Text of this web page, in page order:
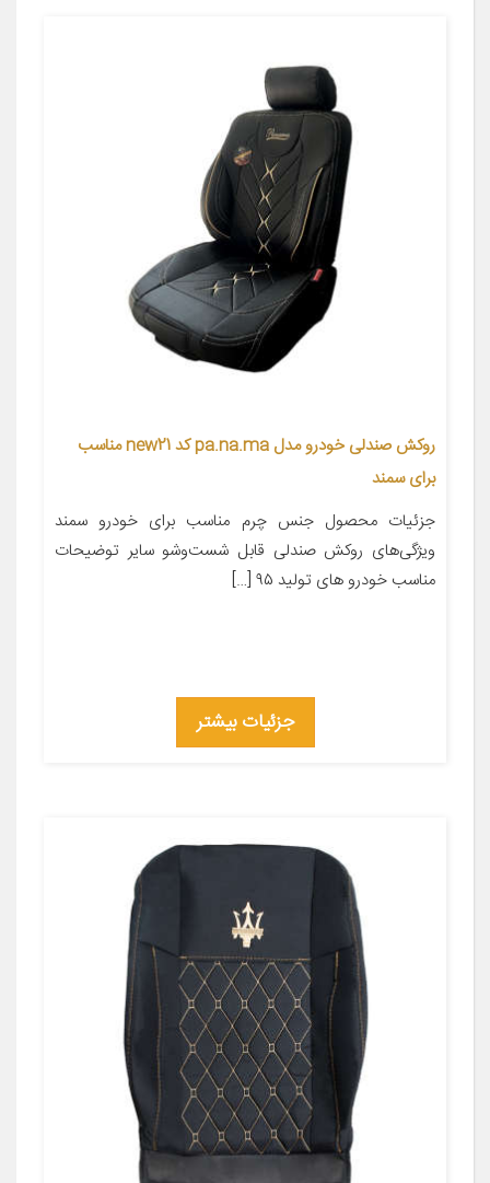
روکش صندلی خودرو مدل pa.na.ma کد new21 مناسب
برای سمند
جزئیات محصول جنس چرم مناسب برای خودرو سمند
ویژگی‌های روکش صندلی قابل شست‌وشو سایر توضیحات
مناسب خودرو های تولید ۹۵ […]
جزئیات بیشتر